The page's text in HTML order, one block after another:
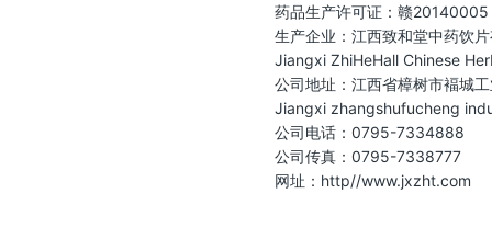
药品生产许可证：赣20140005
生产企业：江西致和堂中药饮
Jiangxi ZhiHeHall Chinese
公司地址：江西省樟树市褔城
Jiangxi zhangshufucheng
公司电话：0795-7334888
公司传真：0795-7338777
网址：http//www.jxzht.com